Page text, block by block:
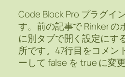
Code Block Pro プラグイ
す。前の記事で Rinker の
に別タブで開く設定にす
所です。47行目をコメン
ーして false を true に変